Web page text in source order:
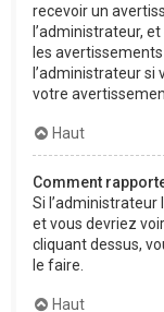
recevoir un
l’administrateur,
les
l’administrateur si
votre
Haut
Comment
Si l’administrateur
et vous devriez
cliquant dessus,
le faire.
Haut